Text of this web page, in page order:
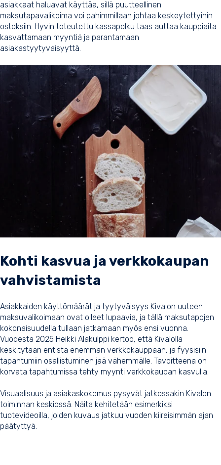
asiakkaat haluavat käyttää, sillä puutteellinen
maksutapavalikoima voi pahimmillaan johtaa keskeytettyihin
ostoksiin. Hyvin toteutettu kassapolku taas auttaa kauppiaita
kasvattamaan myyntiä ja parantamaan
asiakastyytyväisyyttä.
Kohti kasvua ja verkkokaupan
vahvistamista
Asiakkaiden käyttömäärät ja tyytyväisyys Kivalon uuteen
maksuvalikoimaan ovat olleet lupaavia, ja tällä maksutapojen
kokonaisuudella tullaan jatkamaan myös ensi vuonna.
Vuodesta 2025 Heikki Alakulppi kertoo, että Kivalolla
keskitytään entistä enemmän verkkokauppaan, ja fyysisiin
tapahtumiin osallistuminen jää vähemmälle. Tavoitteena on
korvata tapahtumissa tehty myynti verkkokaupan kasvulla.
Visuaalisuus ja asiakaskokemus pysyvät jatkossakin Kivalon
toiminnan keskiössä. Näitä kehitetään esimerkiksi
tuotevideoilla, joiden kuvaus jatkuu vuoden kiireisimmän ajan
päätyttyä.